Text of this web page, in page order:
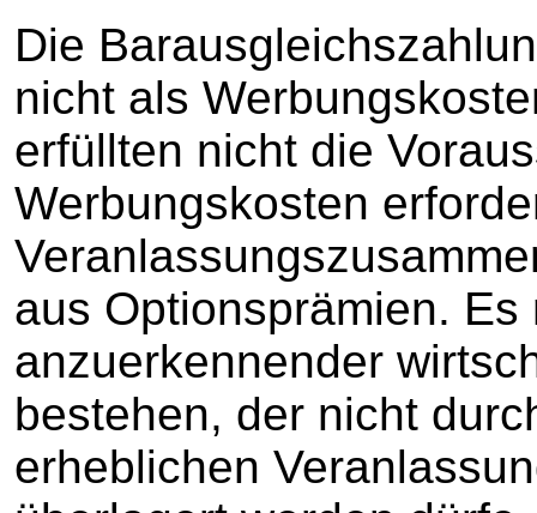
Die
nicht als
erfüllten nicht die
Werbungskosten
aus Optionsprämien.
anzuerkennender
bestehen, der nicht
erheblichen